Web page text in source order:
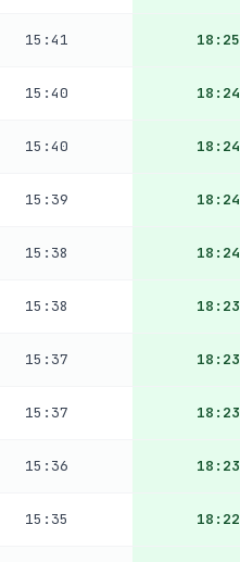
15:41 18:25
15:40 18:24
15:40 18:24
15:39 18:24
15:38 18:24
15:38 18:23
15:37 18:23
15:37 18:23
15:36 18:23
15:35 18:22